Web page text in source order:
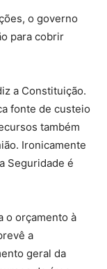
o governo
para cobrir
a Constituição.
fonte de custeio
também
Ironicamente
Seguridade é
o orçamento à
a
geral da